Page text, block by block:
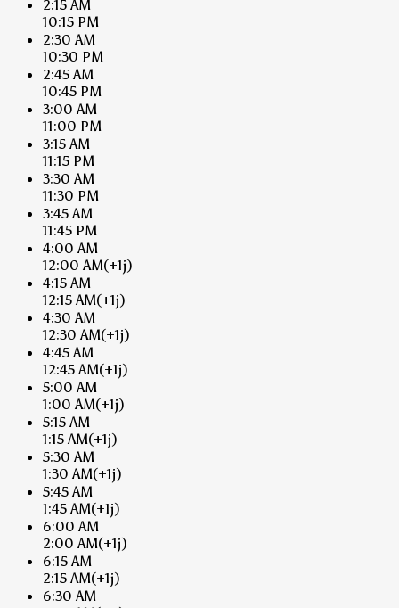
2:15 AM
10:15 PM
2:30 AM
10:30 PM
2:45 AM
10:45 PM
3:00 AM
11:00 PM
3:15 AM
11:15 PM
3:30 AM
11:30 PM
3:45 AM
11:45 PM
4:00 AM
12:00 AM(+1j)
4:15 AM
12:15 AM(+1j)
4:30 AM
12:30 AM(+1j)
4:45 AM
12:45 AM(+1j)
5:00 AM
1:00 AM(+1j)
5:15 AM
1:15 AM(+1j)
5:30 AM
1:30 AM(+1j)
5:45 AM
1:45 AM(+1j)
6:00 AM
2:00 AM(+1j)
6:15 AM
2:15 AM(+1j)
6:30 AM